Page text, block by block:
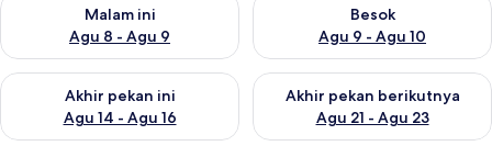
Malam ini
Agu 8 - Agu 9
Besok
Agu 9 - Agu 10
Akhir pekan ini
Agu 14 - Agu 16
Periksa ketersediaan untuk akhir pekan ini Agu 14 - Agu 16
Akhir pekan berikutnya
Agu 21 - Agu 23
Periksa ketersediaan untuk